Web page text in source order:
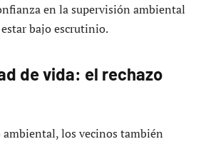
en la supervisión ambiental
bajo escrutinio.
de vida: el rechazo
los vecinos también